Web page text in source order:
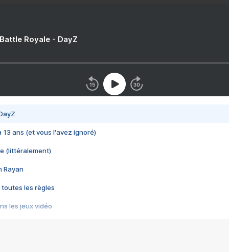
Royale - DayZ
13 ans (et vous l'avez ignoré)
(littéralement)
Rayan
toutes les règles
les jeux vidéo